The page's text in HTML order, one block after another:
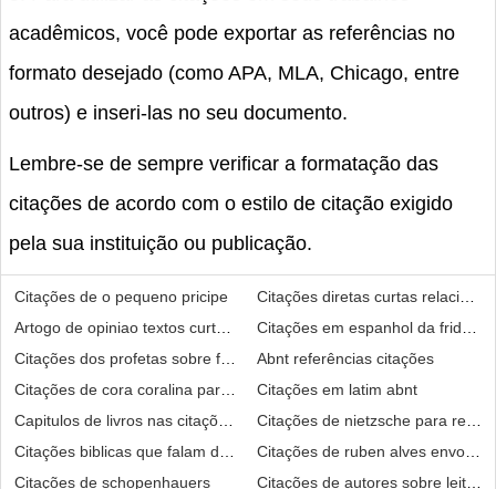
acadêmicos, você pode exportar as referências no
formato desejado (como APA, MLA, Chicago, entre
outros) e inseri-las no seu documento.
Lembre-se de sempre verificar a formatação das
citações de acordo com o estilo de citação exigido
pela sua instituição ou publicação.
Citações de o pequeno pricipe
Artogo de opiniao textos curtos e prontos citações
Citações dos profetas sobre frequência ao templo sud
Citações de cora coralina para relatório b1
Capitulos de livros nas citações google
Citações biblicas que falam da ascencao
Citações de schopenhauers
Citações diretas curtas
Citações em espanhol da frida
Abnt referências citações
Citações em latim abnt
Citações de nietzsche para
Citações de ruben alves
Citações de autores sobre leitura